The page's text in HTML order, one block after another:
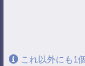
これ以外にも1